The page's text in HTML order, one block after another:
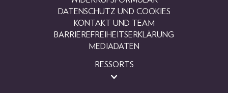
DATENSCHUTZ UND COOKIES
KONTAKT UND TEAM
BARRIEREFREIHEITSERKLÄRUNG
MEDIADATEN
RESSORTS